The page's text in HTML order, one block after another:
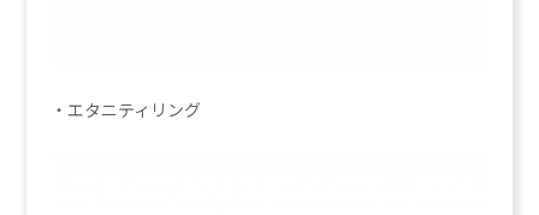
・エタニティリング